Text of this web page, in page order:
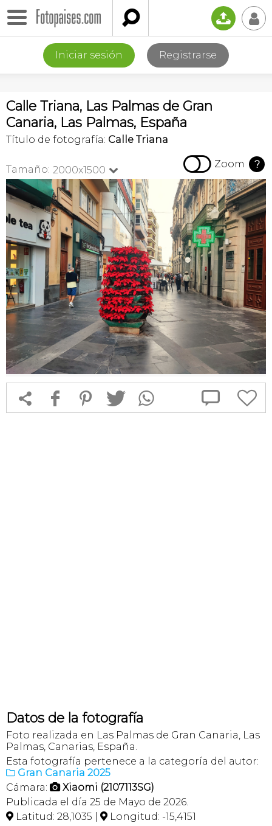
 📤 👤
Iniciar sesión Registrarse
Calle Triana, Las Palmas de Gran
Canaria, Las Palmas, España
Título de fotografía: Calle Triana
Tamaño: 2000x1500   Zoom ?
 f 1 T  
Datos de la fotografía
Foto realizada en Las Palmas de Gran Canaria, Las
Palmas, Canarias, España.
Esta fotografía pertenece a la categoría del autor:
 Gran Canaria 2025
Cámara:  Xiaomi (2107113SG)
Publicada el día 25 de Mayo de 2026.
 Latitud: 28,1035 |  Longitud: -15,4151